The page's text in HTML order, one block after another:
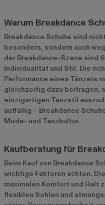
Warum Breakdance
Breakdance Schuhe sind
besonders, sondern auch
der Breakdance-Szene sind
Individualität und Stil. Die
Performance eines Tänzers
gleichzeitig dazu beitragen,
einzigartigen Tanzstil
auffällig – Breakdance
Mode- und Tanzkultur.
Kaufberatung für
Beim Kauf von Breakdance
wichtige Faktoren achten.
maximalen Komfort und Halt
flexiblen Sohlen und